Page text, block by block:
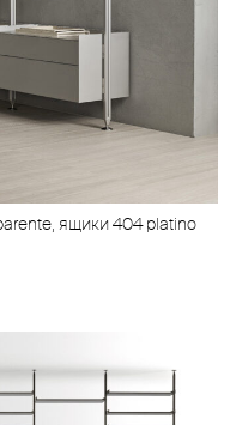
ящики 404 platino